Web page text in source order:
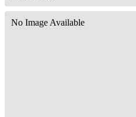
No Image Available